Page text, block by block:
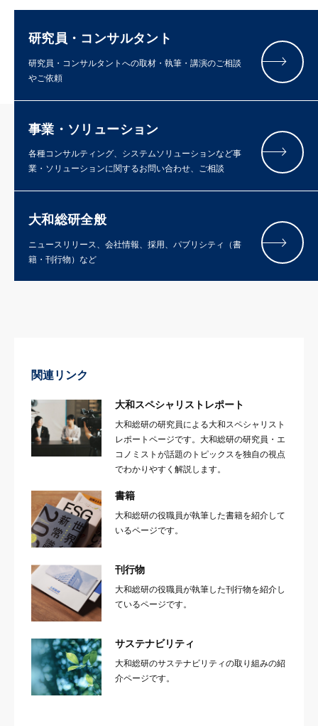
研究員・コンサルタント
研究員・コンサルタントへの取材・執筆・講演のご相談
やご依頼
事業・ソリューション
各種コンサルティング、システムソリューションなど事
業・ソリューションに関するお問い合わせ、ご相談
大和総研全般
ニュースリリース、会社情報、採用、パブリシティ（書
籍・刊行物）など
関連リンク
大和スペシャリストレポート
大和総研の研究員による大和スペシャリスト
レポートページです。大和総研の研究員・エ
コノミストが話題のトピックスを独自の視点
でわかりやすく解説します。
書籍
大和総研の役職員が執筆した書籍を紹介して
いるページです。
刊行物
大和総研の役職員が執筆した刊行物を紹介し
ているページです。
サステナビリティ
大和総研のサステナビリティの取り組みの紹
介ページです。